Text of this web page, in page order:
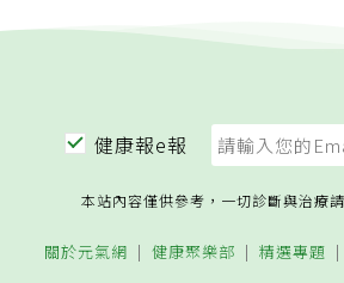
健康報e報
本站內容僅供參考，一切診斷與治療
關於元氣網 健康聚樂部 精選專題